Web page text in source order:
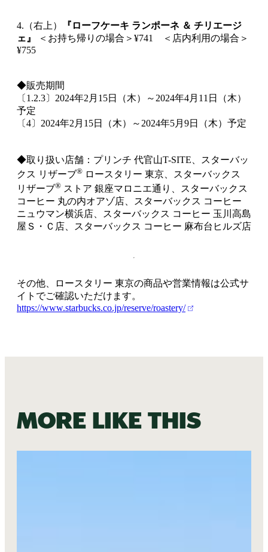
4.（右上）
『ローフケーキ ランポーネ ＆ チリエージ
ェ』
＜お持ち帰りの場合＞¥741 ＜店内利用の場合＞
¥755
◆販売期間
〔1.2.3〕2024年2月15日（木）～2024年4月11日（木）
予定
〔4〕2024年2月15日（木）～2024年5月9日（木）予定
◆取り扱い店舗：プリンチ 代官山T-SITE、スターバッ
クス リザーブ® ロースタリー 東京、スターバックス
リザーブ® ストア 銀座マロニエ通り、スターバックス
コーヒー 丸の内オアゾ店、スターバックス コーヒー
ニュウマン横浜店、スターバックス コーヒー 玉川高島
屋Ｓ・Ｃ店、スターバックス コーヒー 麻布台ヒルズ店
その他、ロースタリー 東京の商品や営業情報は公式サ
イトでご確認いただけます。
https://www.starbucks.co.jp/reserve/roastery/
More like this